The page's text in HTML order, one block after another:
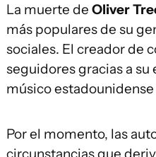
La muerte de Oliver
más populares de su
sociales. El creador de
seguidores gracias a
músico
Por el momento, las
circunstancias que